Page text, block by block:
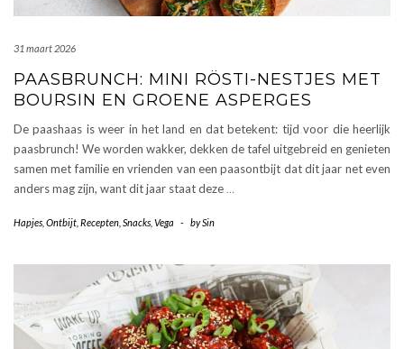
31 maart 2026
PAASBRUNCH: MINI RÖSTI-NESTJES MET
BOURSIN EN GROENE ASPERGES
De paashaas is weer in het land en dat betekent: tijd voor die heerlijk
paasbrunch! We worden wakker, dekken de tafel uitgebreid en genieten
samen met familie en vrienden van een paasontbijt dat dit jaar net even
anders mag zijn, want dit jaar staat deze …
Hapjes Ontbijt Recepten Snacks Vega - bySin